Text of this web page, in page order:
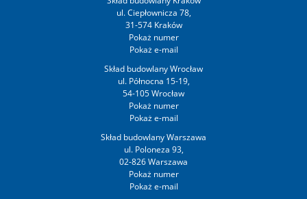
ul. Ciepłownicza 78,
31-574 Kraków
Skład budowlany Wrocław
ul. Północna 15-19,
54-105 Wrocław
Skład budowlany Warszawa
ul. Poloneza 93,
02-826 Warszawa